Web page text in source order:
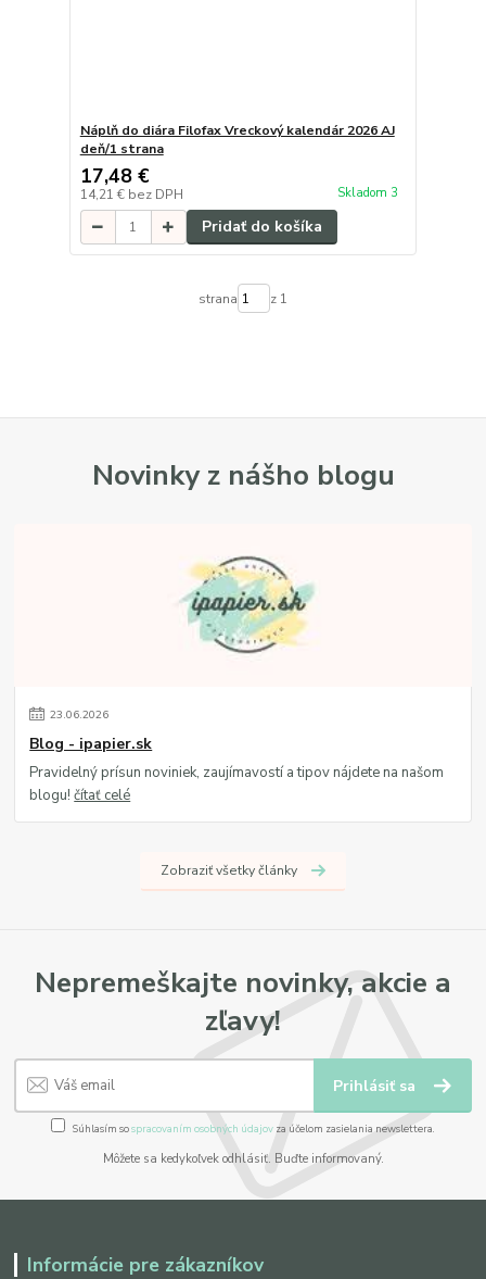
Náplň do diára Filofax Vreckový kalendár 2026 AJ
deň/1 strana
17,48 €
14,21 € bez DPH Skladom 3
Pridať do košíka
strana z 1
Novinky z nášho blogu
23.06.2026
Blog - ipapier.sk
Pravidelný prísun noviniek, zaujímavostí a tipov nájdete na našom
blogu!čítať celé
Zobraziť všetky články
Nepremeškajte novinky, akcie a
zľavy!
Prihlásiť sa
Súhlasím sospracovaním osobných údajov za účelom zasielania newslettera.
Môžete sa kedykoľvek odhlásiť. Buďte informovaný.
Informácie pre zákazníkov